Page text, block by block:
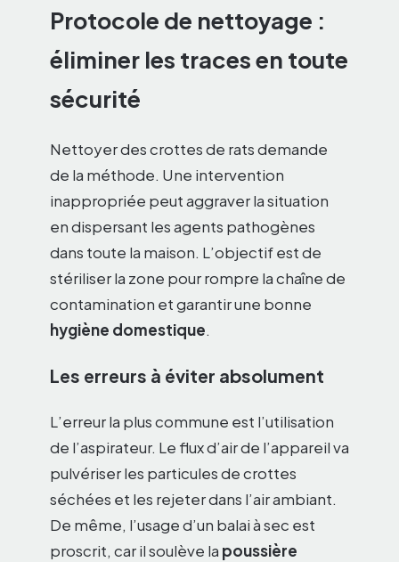
Protocole de nettoyage :
éliminer les traces en toute
sécurité
Nettoyer des crottes de rats demande
de la méthode. Une intervention
inappropriée peut aggraver la situation
en dispersant les agents pathogènes
dans toute la maison. L’objectif est de
stériliser la zone pour rompre la chaîne de
contamination et garantir une bonne
hygiène domestique.
Les erreurs à éviter absolument
L’erreur la plus commune est l’utilisation
de l’aspirateur. Le flux d’air de l’appareil va
pulvériser les particules de crottes
séchées et les rejeter dans l’air ambiant.
De même, l’usage d’un balai à sec est
proscrit, car il soulève la poussière